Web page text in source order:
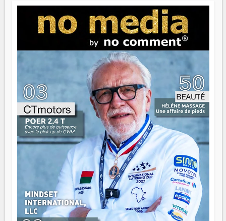
jeunes qui tiennent la torche. Alors oui, on pourrait
s'arrêter là, applaudir et rentrer chez soi satisfait. Mais ce
serait passer à côté d'une chose essentielle. La fougue, ça
brûle fort — et parfois, ça brûle vite. Une flamme sans
direction peut éclairer autant qu'elle peut consumer. C'est
là que les aînés entrent en scène — pas pour reprendre le
gouvernail, mais pour montrer où sont les récifs. Les jeunes
ont la force, les vieux ont l'expérience, comme on dit. Ce
n'est pas un combat de générations — c'est une question
d'équipage. Partagez vos réussites, mais aussi vos échecs.
Surtout vos échecs, d'ailleurs — ils enseignent mieux que
n'importe quel manuel. À Madagascar, la barque avance.
Il faut juste s'assurer que tout le monde rame dans le
même sens.